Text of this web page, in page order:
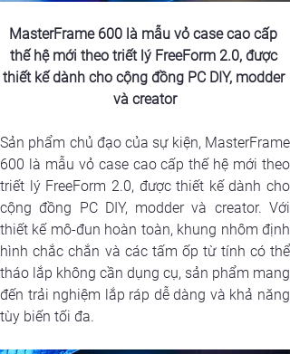
MasterFrame 600 là mẫu vỏ case cao cấp
thế hệ mới theo triết lý FreeForm 2.0, được
thiết kế dành cho cộng đồng PC DIY, modder
và creator
Sản phẩm chủ đạo của sự kiện, MasterFrame
600 là mẫu vỏ case cao cấp thế hệ mới theo
triết lý FreeForm 2.0, được thiết kế dành cho
cộng đồng PC DIY, modder và creator. Với
thiết kế mô-đun hoàn toàn, khung nhôm định
hình chắc chắn và các tấm ốp từ tính có thể
tháo lắp không cần dụng cụ, sản phẩm mang
đến trải nghiệm lắp ráp dễ dàng và khả năng
tùy biến tối đa.